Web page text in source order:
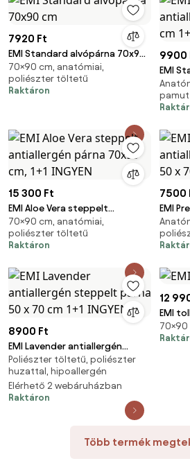
7920 Ft
EMI Standard alvópárna 70x90
cm
70×90 cm, anatómiai,
poliészter töltetű
Raktáron
9900
EMI
pamut
15 300 Ft
EMI Aloe Vera steppelt
antiallergén párna 70x90 cm,
1+1 INGYEN
70×90 cm, anatómiai,
poliészter töltetű
Raktáron
7500
EMI
INGYEN
8900 Ft
EMI Lavender antiallergén
steppelt párna 50 x 70 cm 1+1
INGYEN
Poliészter töltetű, poliészter
huzattal, hipoallergén
Elérhető 2 webáruházban
Raktáron
12
EMI
Több termék